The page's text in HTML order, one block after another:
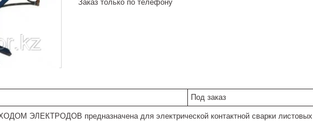
Заказ только по телефону
Под заказ
ЭЛЕКТРОДОВ предназначена для электрической контактной сварки листовых